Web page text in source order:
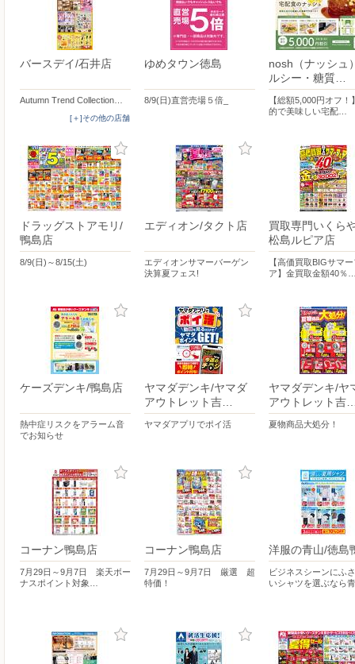
バースデイ/石井店
Autumn Trend Collection…
[＋]その他の店舗
ゆめタウン徳島
8/9(日)直営売場５倍_
nosh（ナッシュ
ルシー・糖質…
【総額5,000円オフ！
的で美味しい宅配…
ドラッグストアモリ/
鴨島店
8/9(日)～8/15(土)
エディオン/タクト店
エディオンサマーバーゲン
決算夏フェス!
買取専門いくら
松島ルピア店
【高価買取BIGサマ
ア】金買取金額40％
ケーズデンキ/鴨島店
熱中症リスクをアラーム音
でお知らせ
ヤマダデンキ/ヤマダ
アウトレット吉…
ヤマダアプリでポイ活
ヤマダデンキ/ヤ
アウトレット吉
夏物商品大処分！
コーナン鴨島店
7月29日～9月7日 楽天ボー
ナスポイント対象…
コーナン鴨島店
7月29日～9月7日 厳選 超
特価！
洋服の青山/徳島
ビジネスシーンにふ
いシャツを選ぶなら